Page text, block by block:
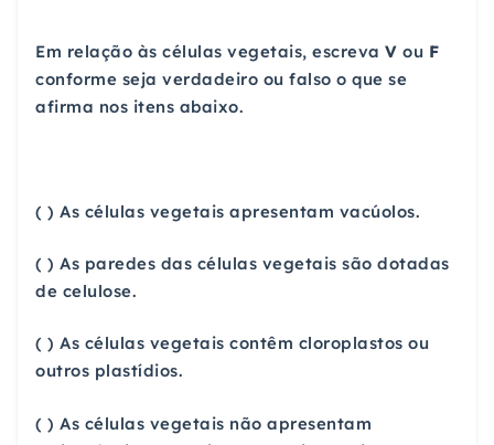
Em relação às células vegetais, escreva V ou F
conforme seja verdadeiro ou falso o que se
afirma nos itens abaixo.
( ) As células vegetais apresentam vacúolos.
( ) As paredes das células vegetais são dotadas
de celulose.
( ) As células vegetais contêm cloroplastos ou
outros plastídios.
( ) As células vegetais não apresentam